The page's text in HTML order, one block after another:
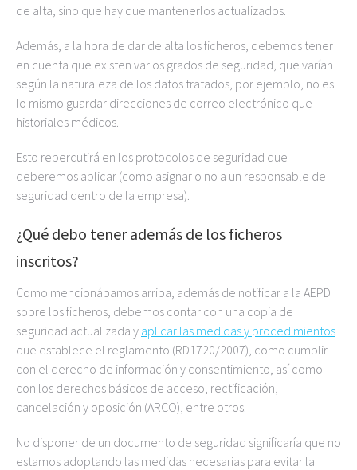
de alta, sino que hay que mantenerlos actualizados.
Además, a la hora de dar de alta los ficheros, debemos tener
en cuenta que existen varios grados de seguridad, que varían
según la naturaleza de los datos tratados, por ejemplo, no es
lo mismo guardar direcciones de correo electrónico que
historiales médicos.
Esto repercutirá en los protocolos de seguridad que
deberemos aplicar (como asignar o no a un responsable de
seguridad dentro de la empresa).
¿Qué debo tener además de los ficheros
inscritos?
Como mencionábamos arriba, además de notificar a la AEPD
sobre los ficheros, debemos contar con una copia de
seguridad actualizada y aplicar las medidas y procedimientos
que establece el reglamento (RD1720/2007), como cumplir
con el derecho de información y consentimiento, así como
con los derechos básicos de acceso, rectificación,
cancelación y oposición (ARCO), entre otros.
No disponer de un documento de seguridad significaría que no
estamos adoptando las medidas necesarias para evitar la